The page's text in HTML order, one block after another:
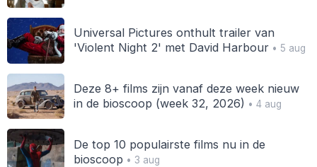
Universal Pictures onthult trailer van
'Violent Night 2' met David Harbour• 5 aug
Deze 8+ films zijn vanaf deze week nieuw
in de bioscoop (week 32, 2026) • 4 aug
De top 10 populairste films nu in de
bioscoop • 3 aug